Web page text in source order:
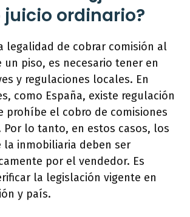
ordinario?
legalidad de cobrar comisión al
un piso, es necesario tener en
y regulaciones locales. En
como España, existe regulación
prohíbe el cobro de comisiones
Por lo tanto, en estos casos, los
la inmobiliaria deben ser
por el vendedor. Es
la legislación vigente en
y país.